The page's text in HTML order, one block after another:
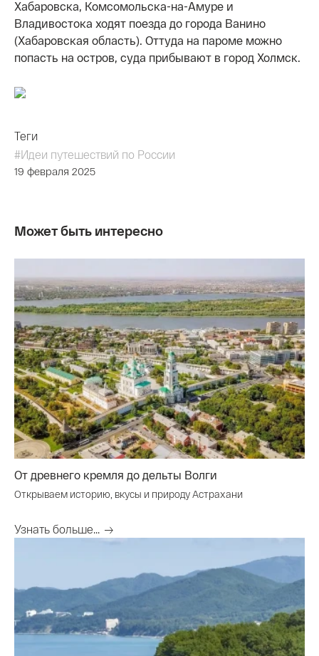
Хабаровска, Комсомольска-на-Амуре и
Владивостока ходят поезда до города Ванино
(Хабаровская область). Оттуда на пароме можно
попасть на остров, суда прибывают в город Холмск.
Теги
#Идеи путешествий по России
19 февраля 2025
Может быть интересно
От древнего кремля до дельты Волги
Открываем историю, вкусы и природу Астрахани
Узнать больше...